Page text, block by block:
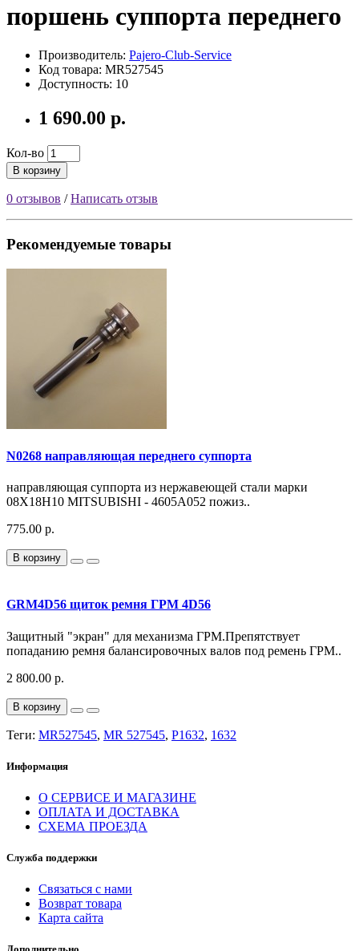
поршень суппорта переднего
Производитель: Pajero-Club-Service
Код товара: MR527545
Доступность: 10
1 690.00 р.
Кол-во
В корзину
0 отзывов /Написать отзыв
Рекомендуемые товары
N0268 направляющая переднего суппорта
направляющая суппорта из нержавеющей стали марки
08Х18Н10 MITSUBISHI - 4605A052 пожиз..
775.00 р.
В корзину
GRM4D56 щиток ремня ГРМ 4D56
Защитный "экран" для механизма ГРМ.Препятствует
попаданию ремня балансировочных валов под ремень ГРМ..
2 800.00 р.
В корзину
Теги: MR527545, MR 527545, P1632, 1632
Информация
О СЕРВИСЕ И МАГАЗИНЕ
ОПЛАТА И ДОСТАВКА
СХЕМА ПРОЕЗДА
Служба поддержки
Связаться с нами
Возврат товара
Карта сайта